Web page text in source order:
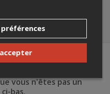
vous n'êtes pas un
bas.